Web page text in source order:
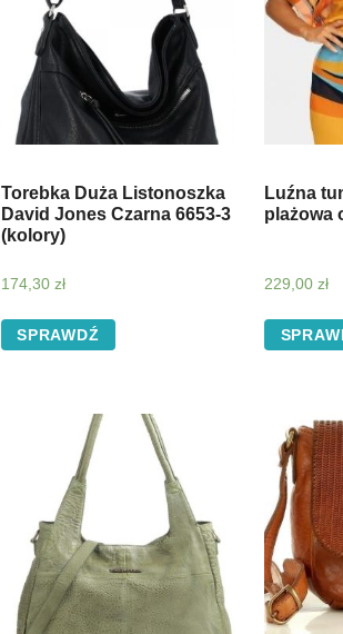
Torebka Duża Listonoszka
David Jones Czarna 6653-3
(kolory)
174,30 zł
SPRAWDŹ
Luźna
plażowa
229,00zł